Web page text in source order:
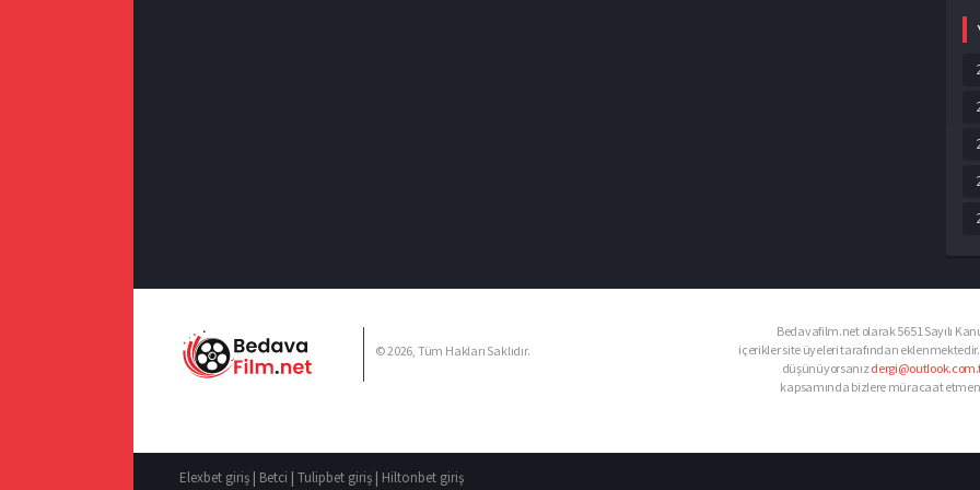
© 2026, Tüm Hakları Saklıdır.
Bedavafilm.net olarak 5651 Sayılı
içerikler site üyeleri tarafından
düşünüyorsanız
kapsamında bizlere müracaat
Elexbet giriş | Betci | Tulipbet giriş | Hiltonbet giriş